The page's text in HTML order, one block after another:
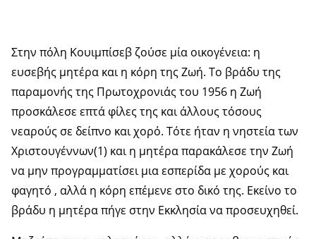
Στην πόλη Κουιμπίσεβ ζούσε μία οικογένεια: η
ευσεβής μητέρα και η κόρη της Ζωή. Το βράδυ της
παραμονής της Πρωτοχρονιάς του 1956 η Ζωή
προσκάλεσε επτά φίλες της και άλλους τόσους
νεαρούς σε δείπνο και χορό. Τότε ήταν η νηστεία των
Χριστουγέννων(1) και η μητέρα παρακάλεσε την Ζωή
να μην προγραμματίσει μια εσπερίδα με χορούς και
φαγητό , αλλά η κόρη επέμενε στο δικό της. Εκείνο το
βράδυ η μητέρα πήγε στην Εκκλησία να προσευχηθεί.